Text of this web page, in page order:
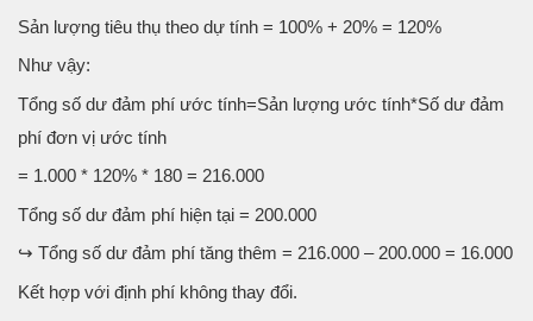
Sản lượng tiêu thụ theo dự tính = 100% + 20% = 120%
Như vậy:
Tổng số dư đảm phí ước tính=Sản lượng ước tính*Số dư đảm
phí đơn vị ước tính
= 1.000 * 120% * 180 = 216.000
Tổng số dư đảm phí hiện tại = 200.000
↪ Tổng số dư đảm phí tăng thêm = 216.000 – 200.000 = 16.000
Kết hợp với định phí không thay đổi.